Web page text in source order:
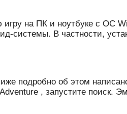
на ПК и ноутбуке с ОС
В частности,
подробно об этом
, запустите поиск.